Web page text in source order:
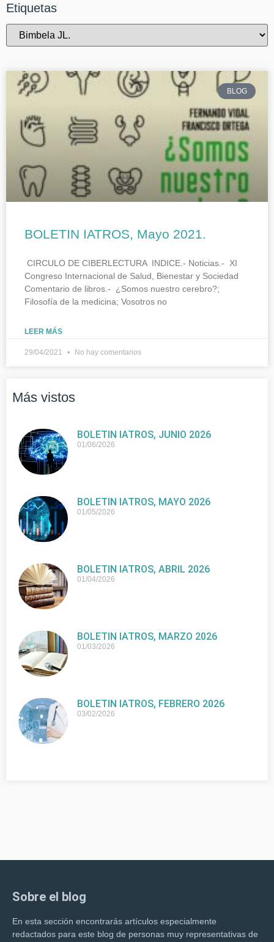
Etiquetas
BLOG
BOLETIN IATROS, Mayo 2021.
CIRCULO DE CIBERLECTURA INDICE.- Noticias.- XI
Congreso Internacional de Salud, Bienestar y Sociedad
Comentario de libros.- ¿Somos nuestro cerebro?;
Filosofía de la medicina; Vosotros no
LEER MÁS
29/04/2021 No hay comentarios
Más vistos
BOLETIN IATROS, JUNIO 2026
01/06/2026
BOLETIN IATROS, MAYO 2026
01/05/2026
BOLETIN IATROS, ABRIL 2026
01/04/2026
BOLETIN IATROS, MARZO 2026
01/03/2026
BOLETIN IATROS, FEBRERO 2026
03/02/2026
Sobre el blog
En esta sección encontrarás artículos especialmente
redactados para este blog de personas muy representativas de